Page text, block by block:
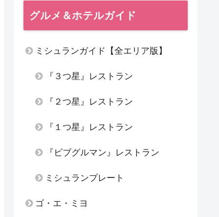
グルメ＆ホテルガイド
ミシュランガイド【全エリア版】
『３つ星』レストラン
『２つ星』レストラン
『１つ星』レストラン
『ビブグルマン』レストラン
ミシュランプレート
ゴ・エ・ミヨ